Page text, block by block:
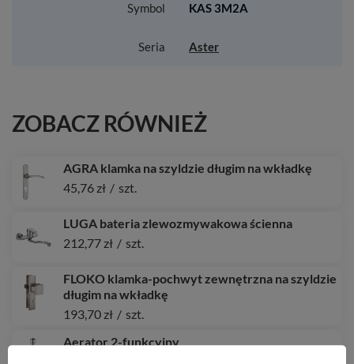
Symbol KAS 3M2A
Seria Aster
ZOBACZ RÓWNIEŻ
AGRA klamka na szyldzie długim na wkładkę
45,76 zł / szt.
LUGA bateria zlewozmywakowa ścienna
212,77 zł / szt.
FLOKO klamka-pochwyt zewnętrzna na szyldzie
długim na wkładkę
193,70 zł / szt.
Aerator 2-funkcyjny